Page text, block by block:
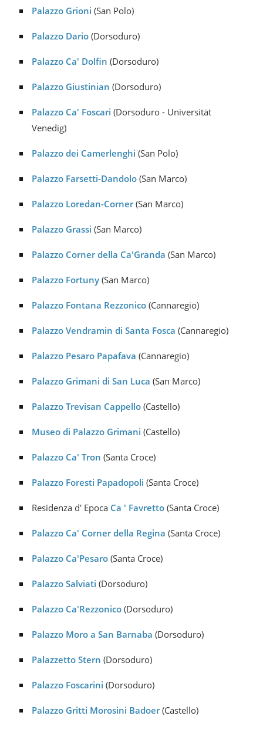
Palazzo Grioni (San Polo)
Palazzo Dario (Dorsoduro)
Palazzo Ca' Dolfin (Dorsoduro)
Palazzo Giustinian (Dorsoduro)
Palazzo Ca' Foscari (Dorsoduro - Universität
Venedig)
Palazzo dei Camerlenghi (San Polo)
Palazzo Farsetti-Dandolo (San Marco)
Palazzo Loredan-Corner(San Marco)
Palazzo Grassi (San Marco)
Palazzo Corner della Ca'Granda (San Marco)
Palazzo Fortuny (San Marco)
Palazzo Fontana Rezzonico (Cannaregio)
Palazzo Vendramin di Santa Fosca (Cannaregio)
Palazzo Pesaro Papafava (Cannaregio)
Palazzo Grimani di San Luca (San Marco)
Palazzo Trevisan Cappello (Castello)
Museo di Palazzo Grimani (Castello)
Palazzo Ca' Tron (Santa Croce)
Palazzo Foresti Papadopoli (Santa Croce)
Residenza d' Epoca Ca ' Favretto (Santa Croce)
Palazzo Ca' Corner della Regina (Santa Croce)
Palazzo Ca'Pesaro (Santa Croce)
Palazzo Salviati (Dorsoduro)
Palazzo Ca'Rezzonico (Dorsoduro)
Palazzo Moro a San Barnaba (Dorsoduro)
Palazzetto Stern (Dorsoduro)
Palazzo Foscarini (Dorsoduro)
Palazzo Gritti Morosini Badoer(Castello)